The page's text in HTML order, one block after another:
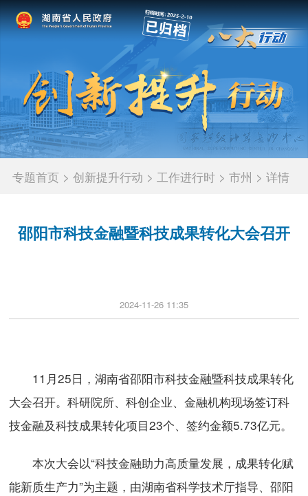
专题首页 >创新提升行动 > 工作进行时 >市州 > 详情
邵阳市科技金融暨科技成果转化大会召开
2024-11-26 11:35
11月25日，湖南省邵阳市科技金融暨科技成果转化
大会召开。科研院所、科创企业、金融机构现场签订科
技金融及科技成果转化项目23个、签约金额5.73亿元。
本次大会以“科技金融助力高质量发展，成果转化赋
能新质生产力”为主题，由湖南省科学技术厅指导、邵阳